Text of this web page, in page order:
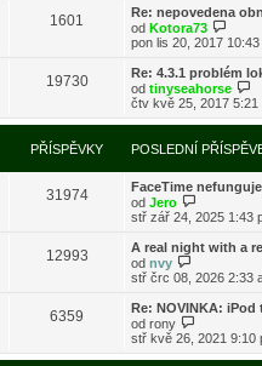
k
p
ě
v
k
p
o
s
l
e
d
n
í
ř
p
ě
v
k
r
a
z
i
p
o
s
l
d
í
ř
í
p
ě
v
k
1601
Re: nepovedena
od Kotora73
o
r
a
z
t
p
o
s
l
d
í
ř
í
s
p
ě
v
e
pon lis 20, 2017 10:43
19730
Re: 4.3.1 problém
od tinyseahorse
o
r
a
z
i
t
o
l
d
í
ř
í
s
čtv kvě 25, 2017 5:21
PŘÍSPĚVKY POSLEDNÍ
31974
FaceTime
od Jero
o
r
z
i
t
p
o
s
l
stř zář 24, 2025 1:43
12993
A real night with a
od nvy
o
r
a
z
t
stř črc 08, 2026 2:33
6359
Re: NOVINKA:
od rony
o
stř kvě 26, 2021 9:10